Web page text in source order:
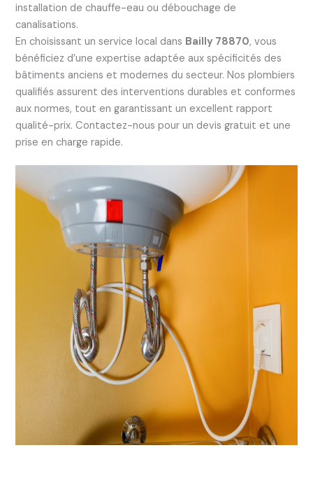
installation de chauffe-eau ou débouchage de
canalisations.
En choisissant un service local dans Bailly 78870, vous
bénéficiez d’une expertise adaptée aux spécificités des
bâtiments anciens et modernes du secteur. Nos plombiers
qualifiés assurent des interventions durables et conformes
aux normes, tout en garantissant un excellent rapport
qualité-prix. Contactez-nous pour un devis gratuit et une
prise en charge rapide.